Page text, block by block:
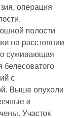
операция
полости
на расстоянии
суживающая
белесоватого
с
Выше опухоли
и
Участок